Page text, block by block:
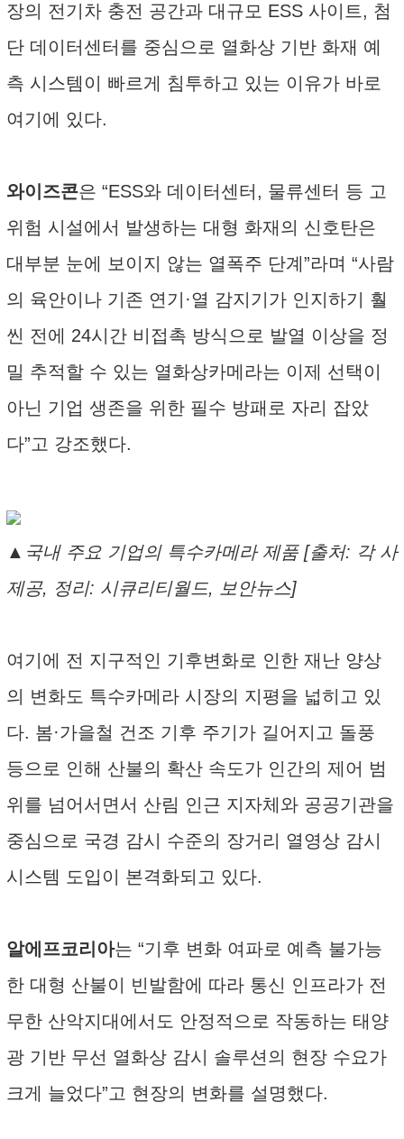
장의 전기차 충전 공간과 대규모 ESS 사이트, 첨
단 데이터센터를 중심으로 열화상 기반 화재 예
측 시스템이 빠르게 침투하고 있는 이유가 바로
여기에 있다.
와이즈콘은 “ESS와 데이터센터, 물류센터 등 고
위험 시설에서 발생하는 대형 화재의 신호탄은
대부분 눈에 보이지 않는 열폭주 단계”라며 “사람
의 육안이나 기존 연기·열 감지기가 인지하기 훨
씬 전에 24시간 비접촉 방식으로 발열 이상을 정
밀 추적할 수 있는 열화상카메라는 이제 선택이
아닌 기업 생존을 위한 필수 방패로 자리 잡았
다”고 강조했다.
▲국내 주요 기업의 특수카메라 제품 [출처: 각 사
제공, 정리: 시큐리티월드, 보안뉴스]
여기에 전 지구적인 기후변화로 인한 재난 양상
의 변화도 특수카메라 시장의 지평을 넓히고 있
다. 봄·가을철 건조 기후 주기가 길어지고 돌풍
등으로 인해 산불의 확산 속도가 인간의 제어 범
위를 넘어서면서 산림 인근 지자체와 공공기관을
중심으로 국경 감시 수준의 장거리 열영상 감시
시스템 도입이 본격화되고 있다.
알에프코리아는 “기후 변화 여파로 예측 불가능
한 대형 산불이 빈발함에 따라 통신 인프라가 전
무한 산악지대에서도 안정적으로 작동하는 태양
광 기반 무선 열화상 감시 솔루션의 현장 수요가
크게 늘었다”고 현장의 변화를 설명했다.